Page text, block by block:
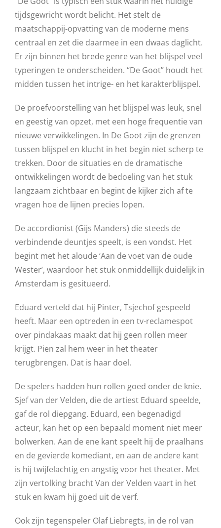
tijdsgewricht wordt belicht. Het stelt de
maatschappij-opvatting van de moderne mens
centraal en zet die daarmee in een dwaas daglicht.
Er zijn binnen het brede genre van het blijspel veel
typeringen te onderscheiden. “De Goot” houdt het
midden tussen het intrige- en het karakterblijspel.
De proefvoorstelling van het blijspel was leuk, snel
en geestig van opzet, met een hoge frequentie van
nieuwe verwikkelingen. In De Goot zijn de grenzen
tussen blijspel en klucht in het begin niet scherp te
trekken. Door de situaties en de dramatische
ontwikkelingen wordt de bedoeling van het stuk
langzaam zichtbaar en begint de kijker zich af te
vragen hoe de lijnen precies lopen.
De accordionist (Gijs Manders) die steeds de
verbindende deuntjes speelt, is een vondst. Het
begint met het aloude ‘Aan de voet van de oude
Wester’, waardoor het stuk onmiddellijk duidelijk in
Amsterdam is gesitueerd.
Eduard verteld dat hij Pinter, Tsjechof gespeeld
heeft. Maar een optreden in een tv-reclamespot
over pindakaas maakt dat hij geen rollen meer
krijgt. Pien zal hem weer in het theater
terugbrengen. Dat is haar doel.
De spelers hadden hun rollen goed onder de knie.
Sjef van der Velden, die de artiest Eduard speelde,
gaf de rol diepgang. Eduard, een begenadigd
acteur, kan het op een bepaald moment niet meer
bolwerken. Aan de ene kant speelt hij de praalhans
en de gevierde komediant, en aan de andere kant
is hij twijfelachtig en angstig voor het theater. Met
zijn vertolking bracht Van der Velden vaart in het
stuk en kwam hij goed uit de verf.
Ook zijn tegenspeler Olaf Liebregts, in de rol van